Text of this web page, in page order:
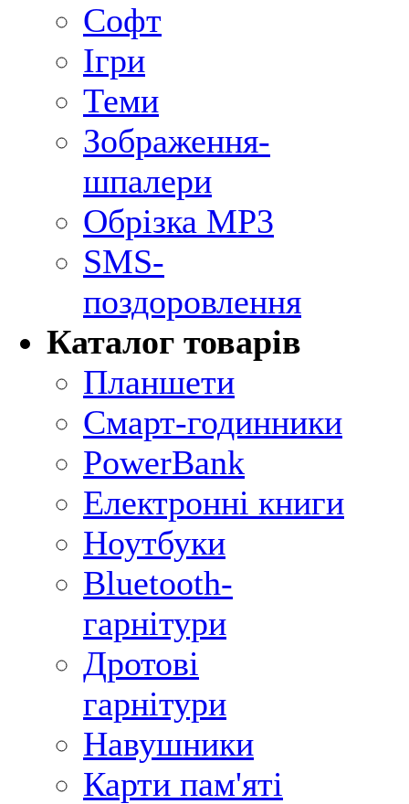
Софт
Ігри
Теми
Зображення-
шпалери
Обрізка MP3
SMS-
поздоровлення
Каталог товарів
Планшети
Смарт-годинники
PowerBank
Електронні книги
Ноутбуки
Bluetooth-
гарнітури
Дротові
гарнітури
Навушники
Карти пам'яті